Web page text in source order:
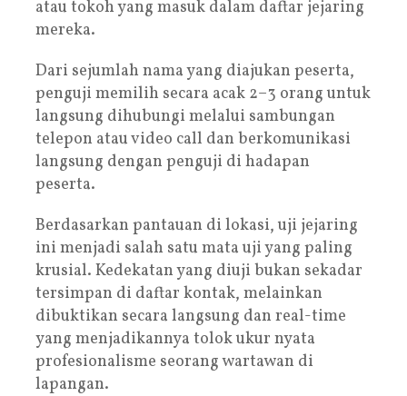
atau tokoh yang masuk dalam daftar jejaring
mereka.
Dari sejumlah nama yang diajukan peserta,
penguji memilih secara acak 2–3 orang untuk
langsung dihubungi melalui sambungan
telepon atau video call dan berkomunikasi
langsung dengan penguji di hadapan
peserta.
Berdasarkan pantauan di lokasi, uji jejaring
ini menjadi salah satu mata uji yang paling
krusial. Kedekatan yang diuji bukan sekadar
tersimpan di daftar kontak, melainkan
dibuktikan secara langsung dan real-time
yang menjadikannya tolok ukur nyata
profesionalisme seorang wartawan di
lapangan.